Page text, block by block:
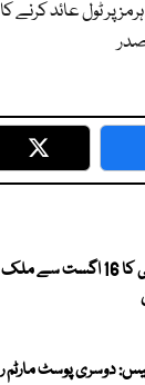
ہرمز پر ٹول عائد
Twitter
جماعت اسلامی کا 16
دوسری پوسٹ مارٹم